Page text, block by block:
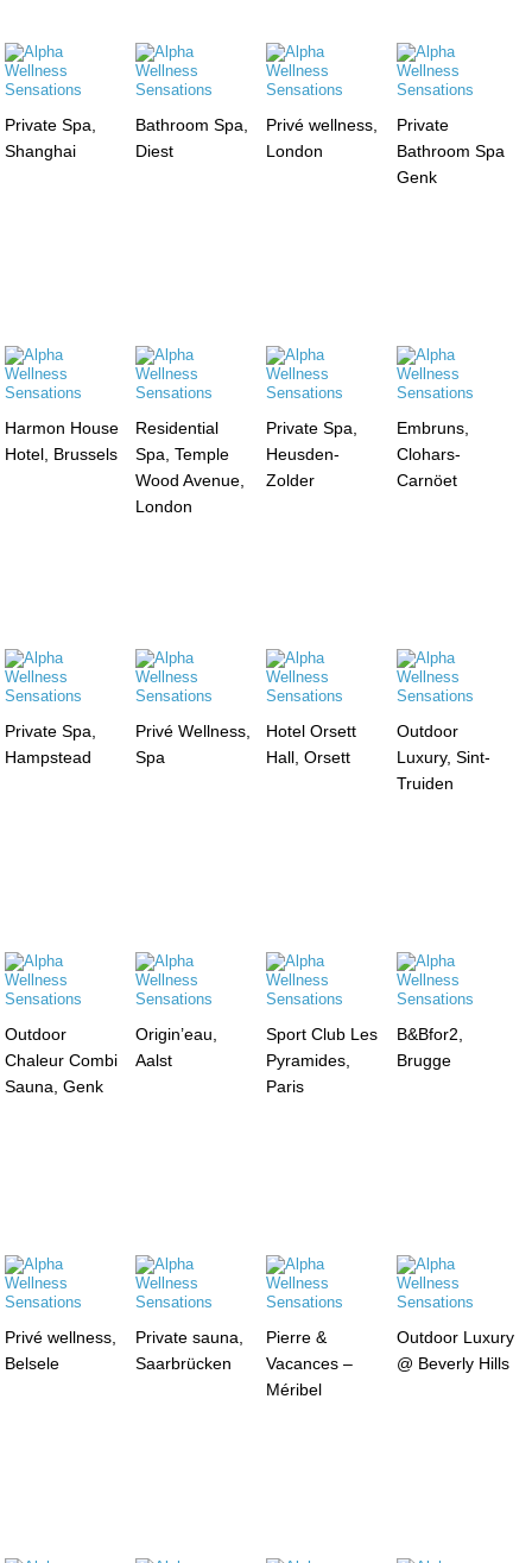
Private Spa,
Shanghai
Bathroom Spa,
Diest
Privé wellness,
London
Private
Bathroom Spa
Genk
Harmon House
Hotel, Brussels
Residential
Spa, Temple
Wood Avenue,
London
Private Spa,
Heusden-
Zolder
Embruns,
Clohars-
Carnöet
Private Spa,
Hampstead
Privé Wellness,
Spa
Hotel Orsett
Hall, Orsett
Outdoor
Luxury, Sint-
Truiden
Outdoor
Chaleur Combi
Sauna, Genk
Origin’eau,
Aalst
Sport Club Les
Pyramides,
Paris
B&Bfor2,
Brugge
Privé wellness,
Belsele
Private sauna,
Saarbrücken
Pierre &
Vacances –
Méribel
Outdoor Luxury
@ Beverly Hills